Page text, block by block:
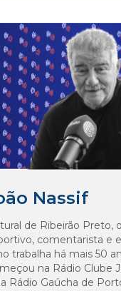
Nassif
de Ribeirão Preto,
comentarista e
trabalha há mais 50
na Rádio Clube
Rádio Gaúcha de